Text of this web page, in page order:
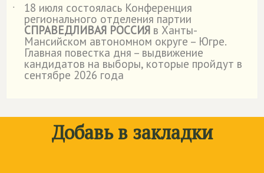
˙
18 июля состоялась Конференция
регионального отделения партии
СПРАВЕДЛИВАЯ РОССИЯ в Ханты-
Мансийском автономном округе – Югре.
Главная повестка дня – выдвижение
кандидатов на выборы, которые пройдут в
сентябре 2026 года
Добавь в закладки